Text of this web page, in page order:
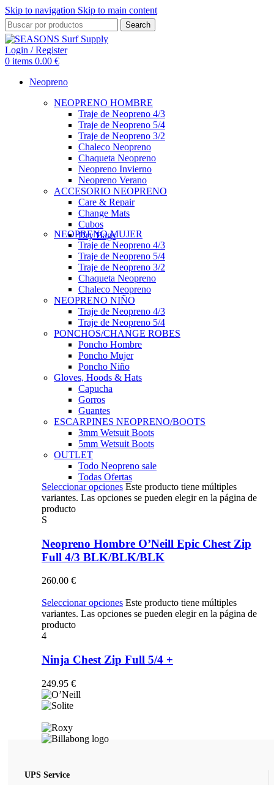
Skip to navigation Skip to main content
Search
Login / Register
0 items 0.00 €
Neopreno
NEOPRENO HOMBRE
Traje de Neopreno 4/3
Traje de Neopreno 5/4
Traje de Neopreno 3/2
Chaleco Neopreno
Chaqueta Neopreno
Neopreno Invierno
Neopreno Verano
ACCESORIO NEOPRENO
Care & Repair
Change Mats
Cubos
Dry Bags
NEOPRENO MUJER
Traje de Neopreno 4/3
Traje de Neopreno 5/4
Traje de Neopreno 3/2
Chaqueta Neopreno
Chaleco Neopreno
NEOPRENO NIÑO
Traje de Neopreno 4/3
Traje de Neopreno 5/4
PONCHOS/CHANGE ROBES
Poncho Hombre
Poncho Mujer
Poncho Niño
Gloves, Hoods & Hats
Capucha
Gorros
Guantes
ESCARPINES NEOPRENO/BOOTS
3mm Wetsuit Boots
5mm Wetsuit Boots
OUTLET
Todo Neopreno sale
Todas Ofertas
Seleccionar opciones Este producto tiene múltiples
variantes. Las opciones se pueden elegir en la página de
producto
S
Neopreno Hombre O’Neill Epic Chest Zip
Full 4/3 BLK/BLK/BLK
260.00 €
Seleccionar opciones Este producto tiene múltiples
variantes. Las opciones se pueden elegir en la página de
producto
4
Ninja Chest Zip Full 5/4 +
249.95 €
UPS Service